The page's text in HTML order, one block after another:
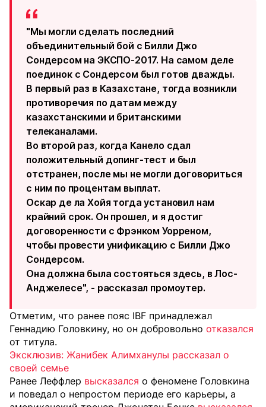
"Мы могли сделать последний
объединительный бой с Билли Джо
Сондерсом на ЭКСПО-2017. На самом деле
поединок с Сондерсом был готов дважды.
В первый раз в Казахстане, тогда возникли
противоречия по датам между
казахстанскими и британскими
телеканалами.
Во второй раз, когда Канело сдал
положительный допинг-тест и был
отстранен, после мы не могли договориться
с ним по процентам выплат.
Оскар де ла Хойя тогда установил нам
крайний срок. Он прошел, и я достиг
договоренности с Фрэнком Уорреном,
чтобы провести унификацию с Билли Джо
Сондерсом.
Она должна была состояться здесь, в Лос-
Анджелесе", - рассказал промоутер.
Отметим, что ранее пояс IBF принадлежал
Геннадию Головкину, но он добровольно отказался
от титула.
Эксклюзив: Жанибек Алимханулы рассказал о
своей семье
Ранее Леффлер высказался о феномене Головкина
и поведал о непростом периоде его карьеры, а